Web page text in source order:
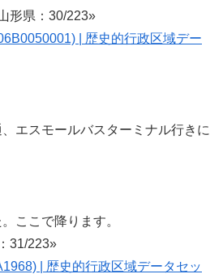
形県：30/223»
| 歴史的行政区域デー
エスモールバスターミナル行きに
ここで降ります。
31/223»
| 歴史的行政区域データセッ